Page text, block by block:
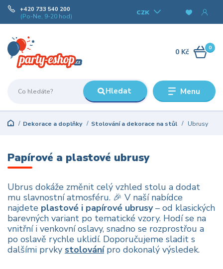
Menu
CZK
Hledat
+420 733 540 200
(Po-Ne, 9-20 hod)
0
0 Kč
Dekorace a doplňky Stolování a dekorace na stůl Ubrusy
Papírové a plastové ubrusy
Ubrus dokáže změnit celý vzhled stolu a dodat
mu slavnostní atmosféru. 🎉 V naší nabídce
najdete plastové i papírové ubrusy– od klasických
barevných variant po tematické vzory. Hodí se na
vnitřní i venkovní oslavy, snadno se rozprostřou a
po oslavě rychle uklidí. Doporučujeme sladit s
dalšími prvky stolovánípro dokonalý výsledek.